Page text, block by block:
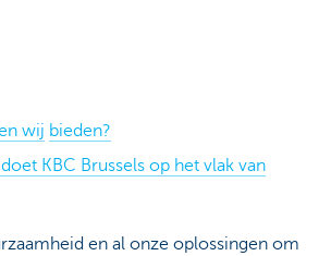
wij bieden?
KBC Brussels op het vlak van
en al onze oplossingen om